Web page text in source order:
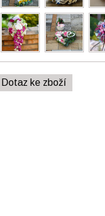
Dotaz ke zboží